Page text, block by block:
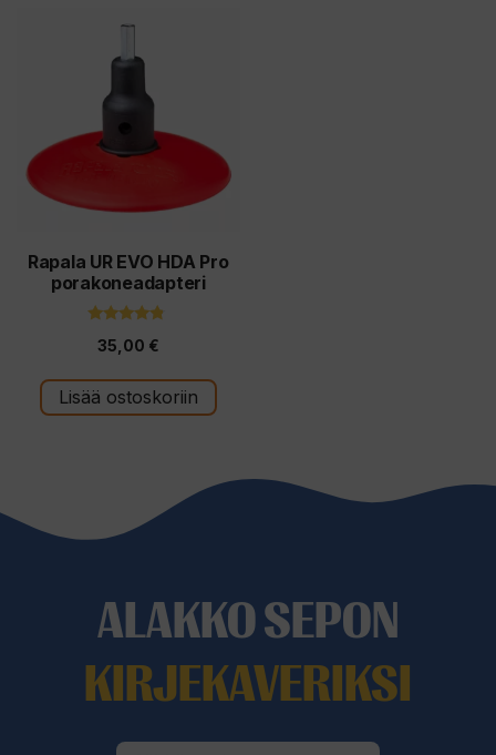
Rapala UR EVO HDA Pro
porakoneadapteri
5:stä
35,00 €
Lisää ostoskoriin
ALAKKO SEPON
KIRJEKAVERIKSI